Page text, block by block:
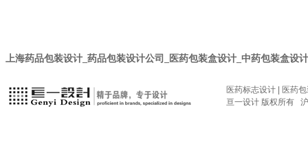
上海药品包装设计_药品包装设计公司_医药包装盒设计_中药包装盒
医药标志设计
医药
亘一设计 版权所有